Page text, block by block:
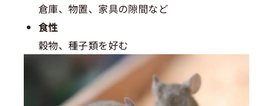
倉庫、物置、家具の隙間など
食性
穀物、種子類を好む